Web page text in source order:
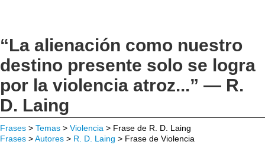
“La alienación como nuestro
destino presente solo se logra
por la violencia atroz...” — R.
D. Laing
Frases > Temas > Violencia > Frase de R. D. Laing
Frases >Autores > R. D. Laing > Frase de Violencia